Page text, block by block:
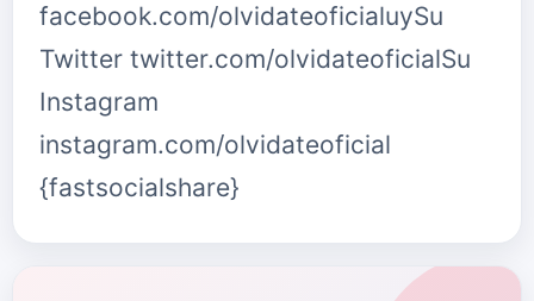
facebook.com/olvidateoficialuySu
Twitter twitter.com/olvidateoficialSu
Instagram
instagram.com/olvidateoficial
{fastsocialshare}